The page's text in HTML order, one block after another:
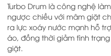
Turbo Drum là công nghệ
ngược chiều với mâm giặt
ra lực xoáy nước mạnh hỗ
áo, đồng thời giảm tình
giặt.